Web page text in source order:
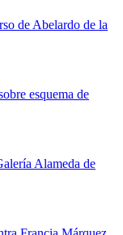
de Abelardo de la
esquema de
Alameda de